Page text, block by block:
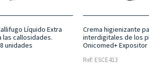
Líquido Extra
las callosidades.
unidades
Crema higienizante
interdigitales de los
Onicomed+ Expositor
Ref: ESCE413